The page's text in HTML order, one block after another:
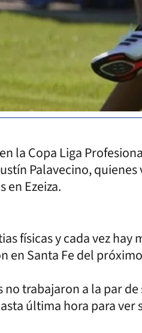
la Copa Liga
Palavecino,
Ezeiza.
físicas y cada vez hay
en Santa Fe del
trabajaron a la par
última hora para